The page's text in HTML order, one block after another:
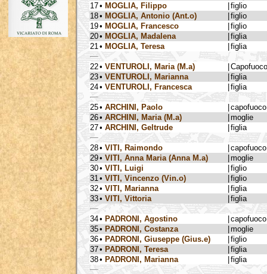
17• MOGLIA, Filippo
figlio
18• MOGLIA, Antonio (Ant.o)
figlio
19• MOGLIA, Francesco
figlio
20• MOGLIA, Madalena
figlia
21 • MOGLIA, Teresa figlia
22• VENTUROLI, Maria (M.a)
Capofuoco
23• VENTUROLI, Marianna
figlia
24• VENTUROLI, Francesca figlia
25• ARCHINI, Paolo
capofuoco
26• ARCHINI, Maria (M.a)
moglie
27• ARCHINI, Geltrude figlia
28• VITI, Raimondo
capofuoco
29• VITI, Anna Maria (Anna M.a)
moglie
30• VITI, Luigi
figlio
31 • VITI, Vincenzo (Vin.o)
figlio
32• VITI, Marianna
figlia
33• VITI, Vittoria figlia
34• PADRONI, Agostino
capofuoco
35• PADRONI, Costanza
moglie
36• PADRONI, Giuseppe (Gius.e)
figlio
37• PADRONI, Teresa
figlia
38• PADRONI, Marianna figlia